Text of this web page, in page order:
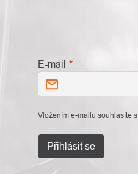
E-mail
Vložením e-mailu souhlasíte s
Přihlásit se